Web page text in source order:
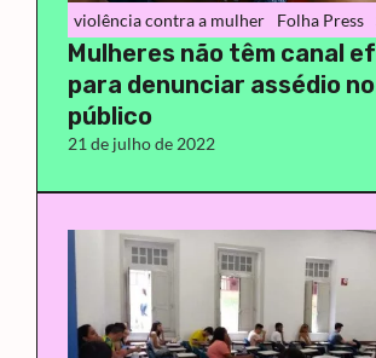
violência contra a mulher Folha Press
Mulheres não têm canal
para denunciar assédio
público
21 de julho de 2022